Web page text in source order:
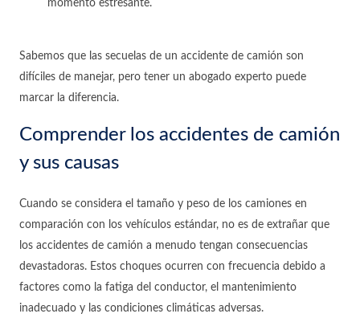
momento estresante.
Sabemos que las secuelas de un accidente de camión son
difíciles de manejar, pero tener un abogado experto puede
marcar la diferencia.
Comprender los accidentes de camión
y sus causas
Cuando se considera el tamaño y peso de los camiones en
comparación con los vehículos estándar, no es de extrañar que
los accidentes de camión a menudo tengan consecuencias
devastadoras. Estos choques ocurren con frecuencia debido a
factores como la fatiga del conductor, el mantenimiento
inadecuado y las condiciones climáticas adversas.